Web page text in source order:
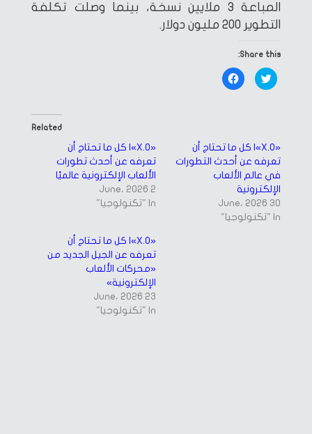
المباعة 3 ملايين نسخة، بينما وصلت تكلفة
التطوير 200 مليون دولار.
Share this:
Click
to
share
window)
Click
to
window)
Related
«X.O»| كل ما تحتاج أن
تعرفه عن أحدث تطورات
الألعاب الإلكترونية عالميًا
2 June، 2026
In "تكنولوجيا"
«X.O»| كل ما تحتاج أن
تعرفه عن أحدث التطورات
في عالم الألعاب
الإلكترونية
30 June، 2026
In "تكنولوجيا"
«X.O»| كل ما تحتاج أن
تعرفه عن الجيل الجديد من
«محركات الألعاب
الإلكترونية»
23 June، 2026
In "تكنولوجيا"